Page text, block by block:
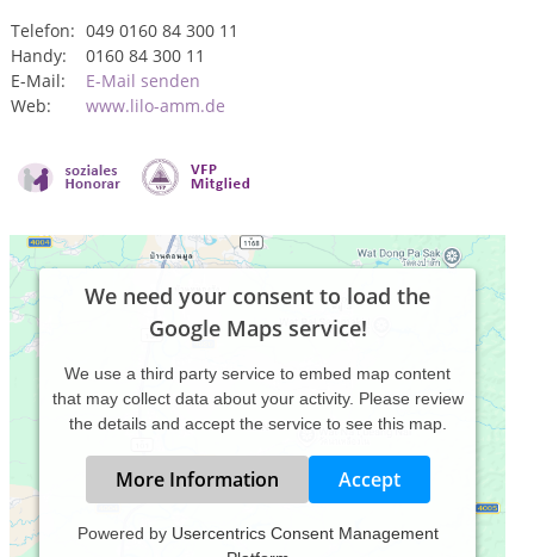
Telefon: 049 0160 84 300 11
Handy:
0160 84 300 11
E-Mail:
E-Mail senden
Web:
www.lilo-amm.de
We need your consent to load the
Google Maps service!
We use a third party service to embed map content
that may collect data about your activity. Please review
the details and accept the service to see this map.
More Information Accept
Powered by Usercentrics Consent Management